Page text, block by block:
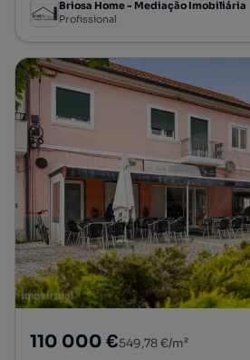
Briosa Home - Mediação Imobiliária
Profissional
110 000 €549,78 €/m²